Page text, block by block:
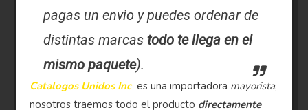
pagas un envio y puedes ordenar de
distintas marcas todo te llega en el
mismo paquete).
Catalogos Unidos Inc es una importadora mayorista,
nosotros traemos todo el producto directamente